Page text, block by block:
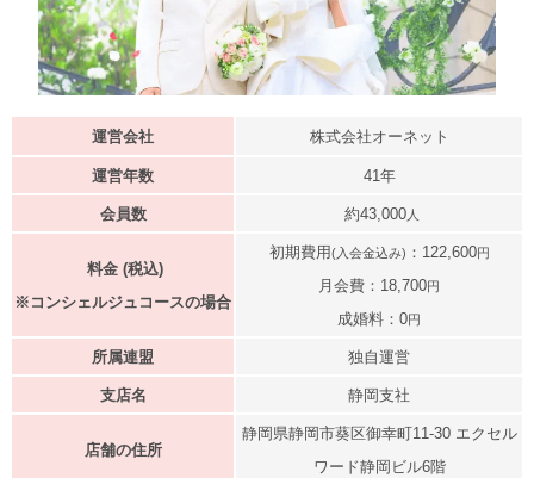
運営会社 株式会社オーネット
運営年数 41年
会員数 約43,000人
料金 (税込)
※コンシェルジュコースの場合
初期費用(入会金込み) ：122,600円
月会費：18,700円
成婚料：0円
所属連盟 独自運営
支店名 静岡支社
店舗の住所
静岡県静岡市葵区御幸町11-30 エクセル
ワード静岡ビル6階